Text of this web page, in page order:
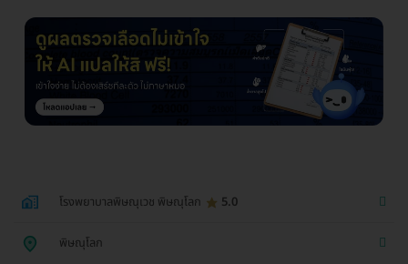
โรงพยาบาลพิษณุเวช พิษณุโลก 5.0
พิษณุโลก